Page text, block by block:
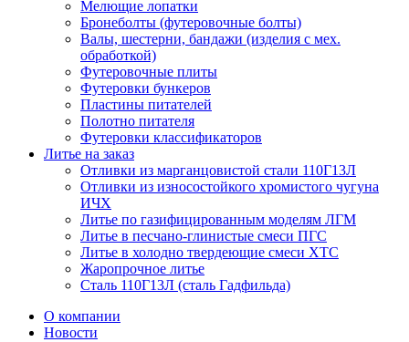
Мелющие лопатки
Бронеболты (футеровочные болты)
Валы, шестерни, бандажи (изделия с мех.
обработкой)
Футеровочные плиты
Футеровки бункеров
Пластины питателей
Полотно питателя
Футеровки классификаторов
Литье на заказ
Отливки из марганцовистой стали 110Г13Л
Отливки из износостойкого хромистого чугуна
ИЧХ
Литье по газифицированным моделям ЛГМ
Литье в песчано-глинистые смеси ПГС
Литье в холодно твердеющие смеси ХТС
Жаропрочное литье
Сталь 110Г13Л (сталь Гадфильда)
О компании
Новости